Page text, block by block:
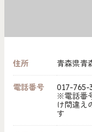
住所 青森県青
電話番号
017-765-
※電話番
け間違え
す